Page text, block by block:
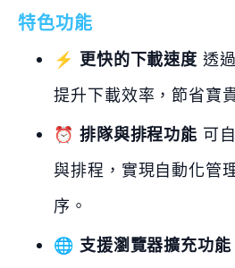
特色功能
⚡️ 更快的下載速度透
提升下載效率，節省寶
⏰ 排隊與排程功能 可
與排程，實現自動化管
序。
🌐 支援瀏覽器擴充功能